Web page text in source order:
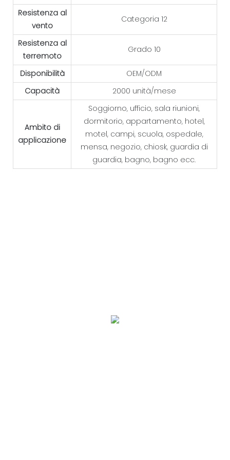
Resistenza al
vento
Categoria 12
Resistenza al
terremoto
Grado 10
Disponibilità
OEM/ODM
Capacità
2000 unità/mese
Ambito di
applicazione
Soggiorno, ufficio, sala riunioni,
dormitorio, appartamento, hotel,
motel, campi, scuola, ospedale,
mensa, negozio, chiosk, guardia di
guardia, bagno, bagno ecc.